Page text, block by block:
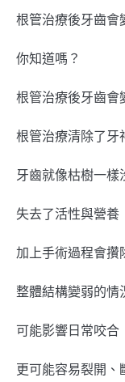
根管治療後牙齒會
你知道嗎？
根管治療後牙齒會
根管治療清除了牙
牙齒就像枯樹一樣
失去了活性與營養
加上手術過程會攢
整體結構變弱的情
可能影響日常咬合
更可能容易裂開、